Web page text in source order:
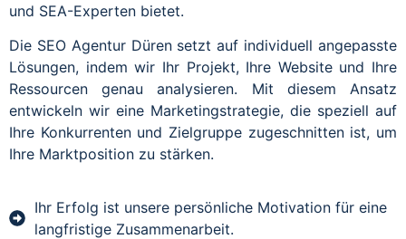
und SEA-Experten bietet.
Die SEO Agentur Düren setzt auf individuell angepasste
Lösungen, indem wir Ihr Projekt, Ihre Website und Ihre
Ressourcen genau analysieren. Mit diesem Ansatz
entwickeln wir eine Marketingstrategie, die speziell auf
Ihre Konkurrenten und Zielgruppe zugeschnitten ist, um
Ihre Marktposition zu stärken.
Ihr Erfolg ist unsere persönliche Motivation für eine
langfristige Zusammenarbeit.